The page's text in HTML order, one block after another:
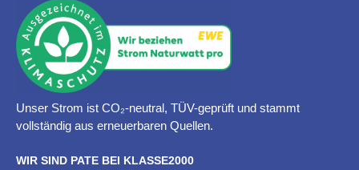
Unser Strom ist CO₂-neutral, TÜV-geprüft und stammt
vollständig aus erneuerbaren Quellen.
WIR SIND PATE BEI KLASSE2000